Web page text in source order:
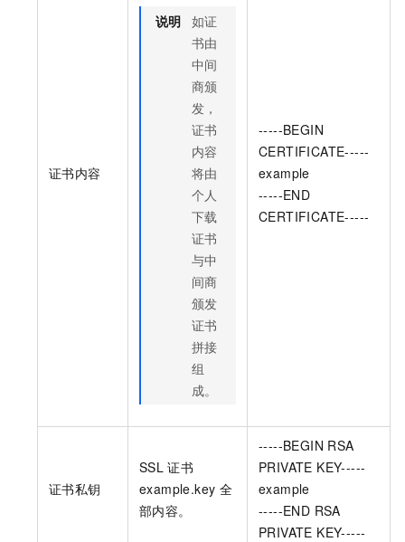
证书内容
说明 如证
书由
中间
商颁
发，
证书
内容
将由
个人
下载
证书
与中
间商
颁发
证书
拼接
组
成。
-----BEGIN
CERTIFICATE-----
example
-----END
CERTIFICATE-----
证书私钥
SSL 证书
example.key 全
部内容。
-----BEGIN RSA
PRIVATE KEY-----
example
-----END RSA
PRIVATE KEY-----